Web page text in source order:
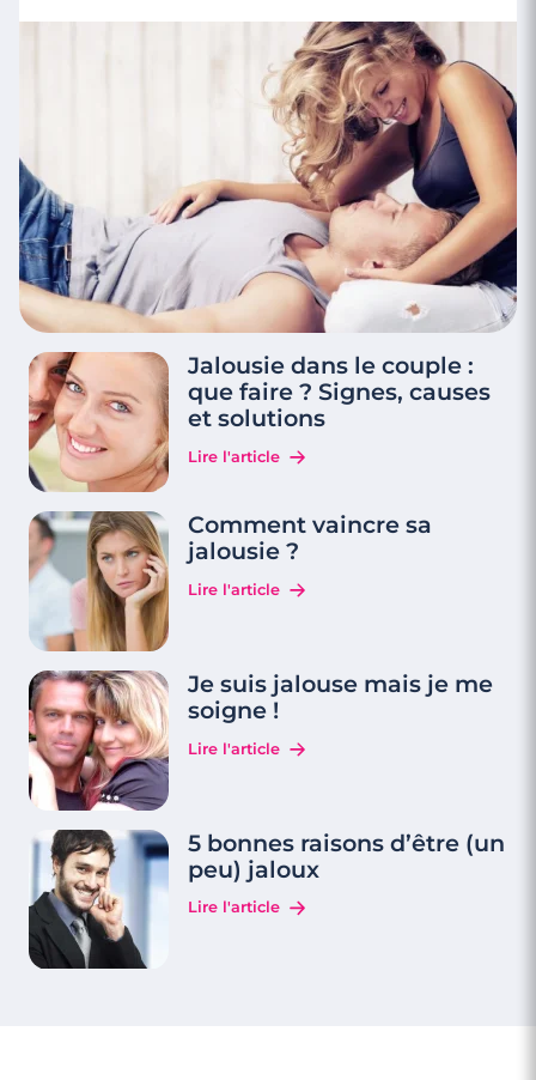
Jalousie dans le couple :
que faire ? Signes, causes
et solutions
Lire l'article
Comment vaincre sa
jalousie ?
Lire l'article
Je suis jalouse mais je me
soigne !
Lire l'article
5 bonnes raisons d’être (un
peu) jaloux
Lire l'article